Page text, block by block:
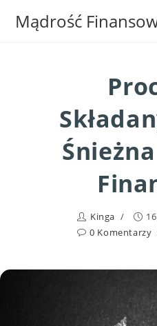
Mądrość
Kinga
0 Komentarzy